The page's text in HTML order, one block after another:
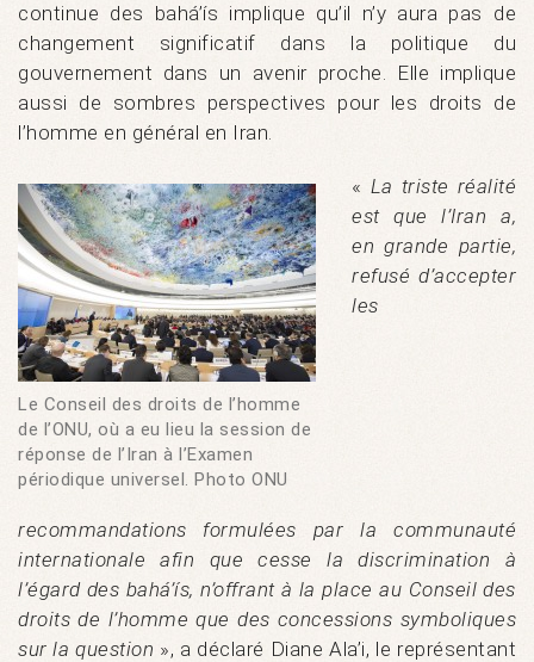
continue des bahá’ís implique qu’il n’y aura pas de
changement significatif dans la politique du
gouvernement dans un avenir proche. Elle implique
aussi de sombres perspectives pour les droits de
l’homme en général en Iran.
Le Conseil des droits de l’homme
de l’ONU, où a eu lieu la session de
réponse de l’Iran à l’Examen
périodique universel. Photo ONU
« La triste réalité
est que l’Iran a,
en grande partie,
refusé d’accepter
les
recommandations formulées par la communauté
internationale afin que cesse la discrimination à
l’égard des bahá’ís, n’offrant à la place au Conseil des
droits de l’homme que des concessions symboliques
sur la question », a déclaré Diane Ala’i, le représentant